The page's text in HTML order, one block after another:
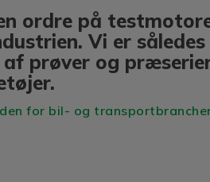
ordre på
Vi er således
prøver og
for bil- og